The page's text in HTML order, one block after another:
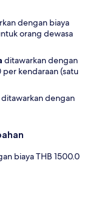
dengan biaya
orang dewasa
ditawarkan dengan
per kendaraan (satu
ditawarkan dengan
biaya THB 1500.0